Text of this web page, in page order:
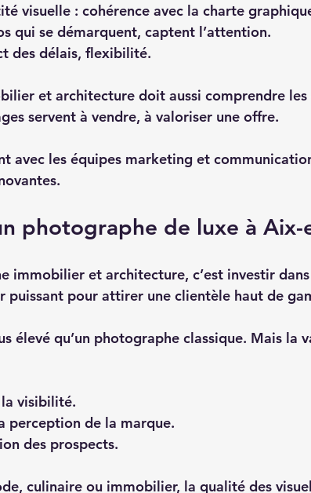
visuelle : cohérence avec la charte
qui se démarquent, captent l’attention.
des délais, flexibilité.
et architecture doit aussi comprendre les
servent à vendre, à valoriser une offre.
avec les équipes marketing et
photographe de luxe à Aix-
immobilier et architecture, c’est investir dans
puissant pour attirer une clientèle haut de
élevé qu’un photographe classique. Mais la
visibilité.
perception de la marque.
des prospects.
culinaire ou immobilier, la qualité des